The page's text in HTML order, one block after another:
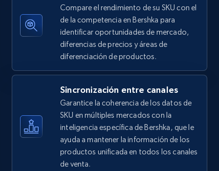
URL, Product id, Title, Seller name, Seller rating,
Seller reviews, Breadcrumbs, Root category, and
eBay - Gather data on products using
specified keywords
URL, Product id, Title, Seller name, Seller rating,
Seller reviews, Breadcrumbs, Root category, and
Compare el rendimiento de su SKU con el
de la competencia en Bershka para
identificar oportunidades de mercado,
diferencias de precios y áreas de
diferenciación de productos.
Sincronización entre canales
Garantice la coherencia de los datos de
SKU en múltiples mercados con la
inteligencia específica de Bershka, que le
ayuda a mantener la información de los
productos unificada en todos los canales
de venta.